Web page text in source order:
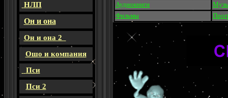
НЛП
Он и она
Он и она 2
Ошо и компания
Пси
Пси 2
Аудиокниги
Фильмы